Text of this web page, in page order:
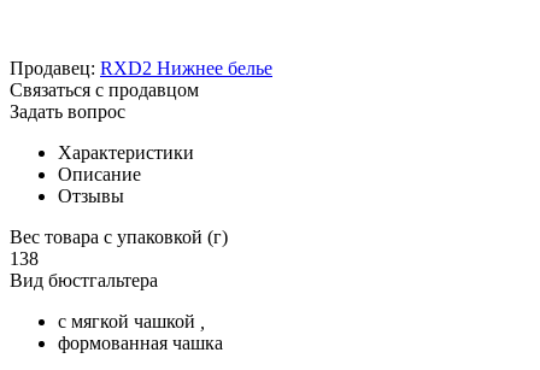
Продавец: RXD2 Нижнее белье
Связаться с продавцом
Задать вопрос
Характеристики
Описание
Отзывы
Вес товара с упаковкой (г)
138
Вид бюстгальтера
с мягкой чашкой
формованная чашка